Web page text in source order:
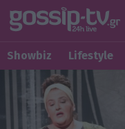
Showbiz Lifestyle